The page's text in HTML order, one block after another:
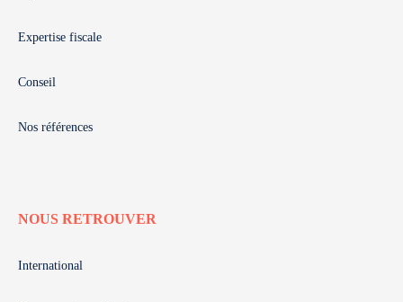
Expertise fiscale
Conseil
Nos références
NOUS RETROUVER
International